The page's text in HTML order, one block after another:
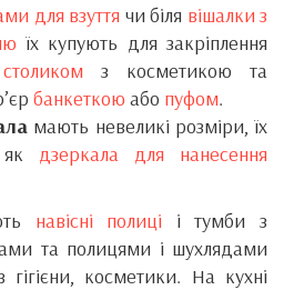
для взуття чи біля вішалки з
їх купують для закріплення
з косметикою та
банкеткою або пуфом.
мають невеликі розміри, їх
як дзеркала для нанесення
навісні полиці і тумби з
та полицями і шухлядами
гігієни, косметики. На кухні